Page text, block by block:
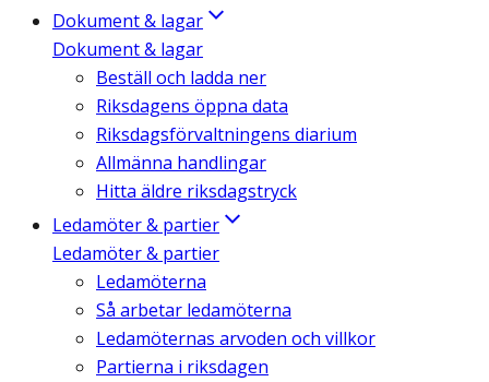
Dokument & lagar
Dokument & lagar
Beställ och ladda ner
Riksdagens öppna data
Riksdagsförvaltningens diarium
Allmänna handlingar
Hitta äldre riksdagstryck
Ledamöter & partier
Ledamöter & partier
Ledamöterna
Så arbetar ledamöterna
Ledamöternas arvoden och villkor
Partierna i riksdagen